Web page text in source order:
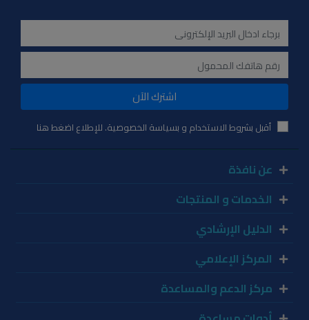
اشترك الآن
أقبل بشروط الاستخدام و بسياسة الخصوصية. للإطلاع اضغط هنا
عن نافذة
الخدمات و المنتجات
الدليل الإرشادي
المركز الإعلامي
مركز الدعم والمساعدة